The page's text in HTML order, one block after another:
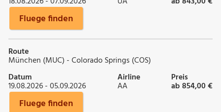
Fluege finden
Route
München (MUC) - Colorado Springs (COS)
Datum
19.08.2026 - 05.09.2026
Airline
AA
Preis
ab 854,00 €
Fluege finden